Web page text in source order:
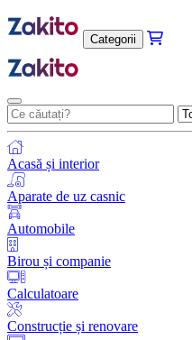
Categorii
Acasă și interior
Aparate de uz casnic
Automobile
Birou și companie
Calculatoare
Construcție și renovare